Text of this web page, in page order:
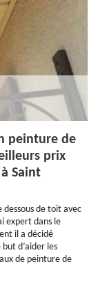
peinture de
prix
Saint
de toit avec
expert dans le
il a décidé
d’aider les
de peinture de